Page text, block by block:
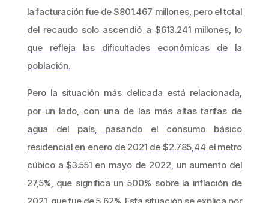
la facturación fue de $801.467 millones, pero el total
del recaudo solo ascendió a $613.241 millones, lo
que refleja las dificultades económicas de la
población.
Pero la situación más delicada está relacionada,
por un lado, con una de las más altas tarifas de
agua del país, pasando el consumo básico
residencial en enero de 2021 de $2.785,44 el metro
cúbico a $3.551 en mayo de 2022, un aumento del
27,5%, que significa un 500% sobre la inflación de